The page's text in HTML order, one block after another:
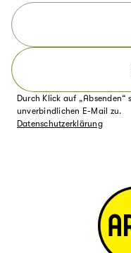
Durch Klick auf
unverbindlichen E-Mail zu.
Datenschutzerklärung